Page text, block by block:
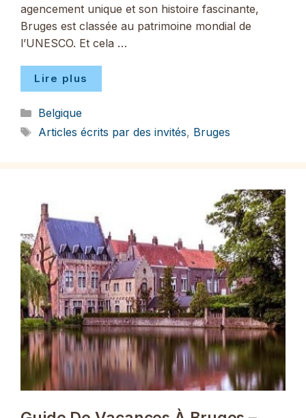
agencement unique et son histoire fascinante,
Bruges est classée au patrimoine mondial de
l’UNESCO. Et cela …
Lire plus
Catégories
Belgique
Étiquettes
Articles écrits par des invités, Bruges